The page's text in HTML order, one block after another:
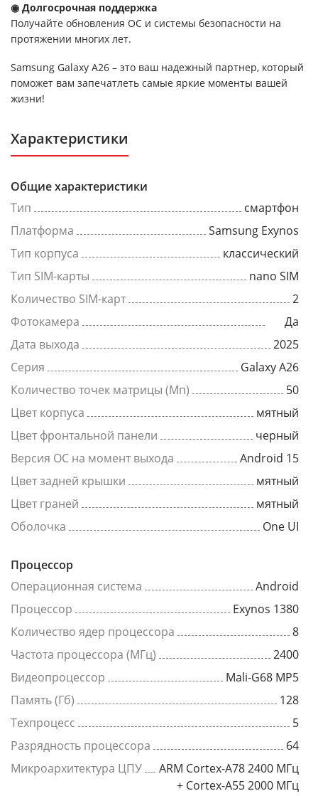
◉ Долгосрочная поддержка
Получайте обновления ОС и системы безопасности на
протяжении многих лет.
Samsung Galaxy A26 – это ваш надежный партнер, который
поможет вам запечатлеть самые яркие моменты вашей
жизни!
Характеристики
Общие характеристики
Тип
смартфон
Платформа
Samsung Exynos
Тип корпуса
классический
Тип SIM-карты
nano SIM
Количество SIM-карт
2
Фотокамера
Да
Дата выхода
2025
Серия
Galaxy A26
Количество точек матрицы (Мп)
50
Цвет корпуса
мятный
Цвет фронтальной панели
черный
Версия ОС на момент выхода
Android 15
Цвет задней крышки
мятный
Цвет граней
мятный
Оболочка
One UI
Процессор
Операционная система
Android
Процессор
Exynos 1380
Количество ядер процессора
8
Частота процессора (МГц)
2400
Видеопроцессор
Mali-G68 MP5
Память (Гб)
128
Техпроцесс
5
Разрядность процессора
64
Микроархитектура ЦПУ
ARM Cortex-A78 2400 МГц
+ Cortex-A55 2000 МГц